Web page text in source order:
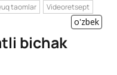
taomlar Videoretsept
o'zbek
bichak